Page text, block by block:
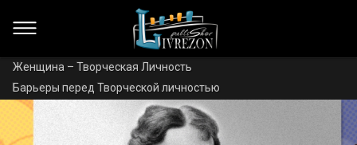
Женщина – Творческая Личность
Барьеры перед Творческой личностью